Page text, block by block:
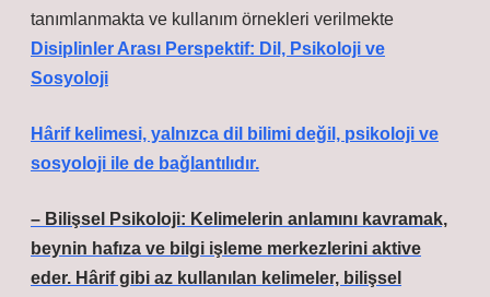
tanımlanmakta ve kullanım örnekleri verilmekte
Disiplinler Arası Perspektif: Dil, Psikoloji ve
Sosyoloji
Hârif kelimesi, yalnızca dil bilimi değil, psikoloji ve
sosyoloji ile de bağlantılıdır.
– Bilişsel Psikoloji: Kelimelerin anlamını kavramak,
beynin hafıza ve bilgi işleme merkezlerini aktive
eder. Hârif gibi az kullanılan kelimeler, bilişsel